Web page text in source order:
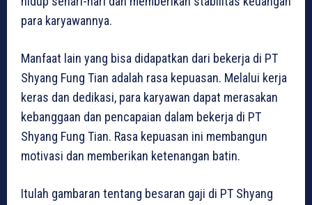
para karyawannya.
Manfaat lain yang bisa didapatkan dari bekerja di PT
Shyang Fung Tian adalah rasa kepuasan. Melalui kerja
keras dan dedikasi, para karyawan dapat merasakan
kebanggaan dan pencapaian dalam bekerja di PT
Shyang Fung Tian. Rasa kepuasan ini membangun
motivasi dan memberikan ketenangan batin.
Itulah gambaran tentang besaran gaji di PT Shyang